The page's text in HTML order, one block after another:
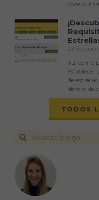
TODOS
code with
23 de julio
Tú, como
de
dentro de